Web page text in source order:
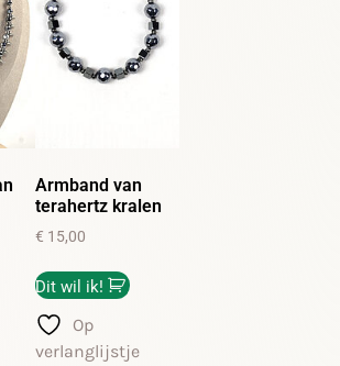
Armband van
terahertz kralen
€ 15,00
Dit wil ik!
Op
verlanglijstje